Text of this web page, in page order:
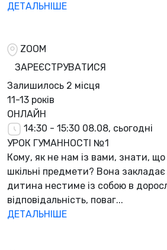
ДЕТАЛЬНІШЕ
ZOOM
ЗАРЕЄСТРУВАТИСЯ
Залишилось 2 місця
11-13 років
ОНЛАЙН
14:30 - 15:30 08.08, сьогодні
УРОК ГУМАННОСТІ №1
Кому, як не нам із вами, знати,
шкільні предмети? Вона закладає
дитина нестиме із собою в
відповідальність, поваг...
ДЕТАЛЬНІШЕ